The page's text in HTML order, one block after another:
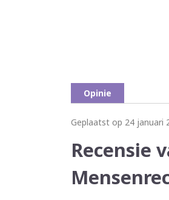
Opinie
Geplaatst op 24 januari
Recensie